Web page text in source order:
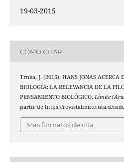
19-03-2015
CÓMO CITAR
Trnka, J. (2015). HANS JONAS ACERCA
BIOLOGÍA: LA RELEVANCIA DE LA
PENSAMIENTO BIOLÓGICO. Límite
partir de https://revistalimite.uta.cl/
Más formatos de cita